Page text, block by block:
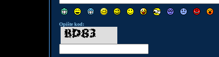
Opište kod: